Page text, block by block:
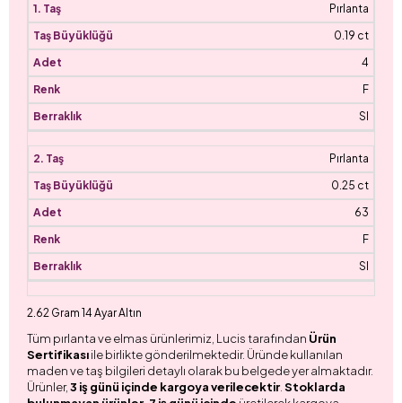
Pırlanta
0.19 ct
4
F
SI
Pırlanta
0.25 ct
63
F
SI
2.62 Gram 14 Ayar Altın
Tüm pırlanta ve elmas ürünlerimiz, Lucis tarafından Ürün
Sertifikasıile birlikte gönderilmektedir. Üründe kullanılan
maden ve taş bilgileri detaylı olarak bu belgede yer almaktadır.
Ürünler,3 iş günü içinde kargoya verilecektir. Stoklarda